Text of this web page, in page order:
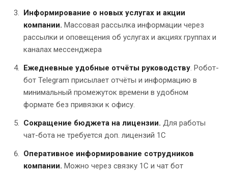
Информирование о новых услугах и акции
компании. Массовая рассылка информации через
рассылки и оповещения об услугах и акциях группах и
каналах мессенджера
Ежедневные удобные отчёты руководству. Робот-
бот Telegram присылает отчёты и информацию в
минимальный промежуток времени в удобном
формате без привязки к офису.
Сокращение бюджета на лицензии. Для работы
чат-бота не требуется доп. лицензий 1С
Оперативное информирование сотрудников
компании. Можно через связку 1С и чат бот